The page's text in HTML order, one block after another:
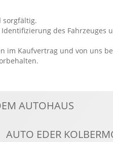
LED-Tagfahrlicht
Lenkradheizung
Lordosenstütze Fahrer/
Multifunktions-
sorgfältig.
des
im Kaufvertrag und von uns
AUTOHAUS
AUTO EDER